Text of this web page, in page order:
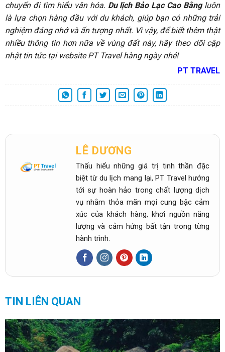
chuyến đi tìm hiểu văn hóa. Du lịch Bảo Lạc Cao Bằngluôn
là lựa chọn hàng đầu với du khách, giúp bạn có những trải
nghiệm đáng nhớ và ấn tượng nhất. Vì vậy, để biết thêm thật
nhiều thông tin hơn nữa về vùng đất này, hãy theo dõi cập
nhật tin tức tại website PT Travel hàng ngày nhé!
PT TRAVEL
LÊ DƯƠNG
Thấu hiểu những giá trị tinh thần đặc
biệt từ du lịch mang lại, PT Travel hướng
tới sự hoàn hảo trong chất lượng dịch
vụ nhằm thỏa mãn mọi cung bậc cảm
xúc của khách hàng, khơi nguồn năng
lượng và cảm hứng bất tận trong từng
hành trình.
TIN LIÊN QUAN